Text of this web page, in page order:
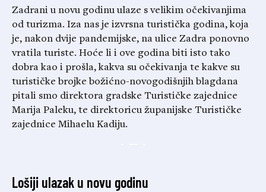
Zadrani u novu godinu ulaze s velikim očekivanjima
od turizma. Iza nas je izvrsna turistička godina, koja
je, nakon dvije pandemijske, na ulice Zadra ponovno
vratila turiste. Hoće li i ove godina biti isto tako
dobra kao i prošla, kakva su očekivanja te kakve su
turističke brojke božićno-novogodišnjih blagdana
pitali smo direktora gradske Turističke zajednice
Marija Paleku, te direktoricu županijske Turističke
zajednice Mihaelu Kadiju.
Lošiji ulazak u novu godinu